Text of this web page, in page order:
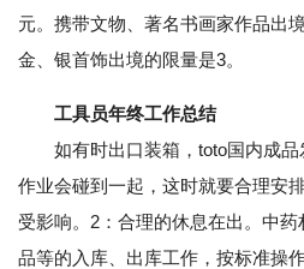
元。携带文物、著名书画家作品出
金、银首饰出境的限量是3。
工具员年终工作总结
如有时出口装箱，toto国内成品
作业会碰到一起，这时就要合理安
受影响。2：合理的休息在出。中
品等的入库、出库工作，按标准操